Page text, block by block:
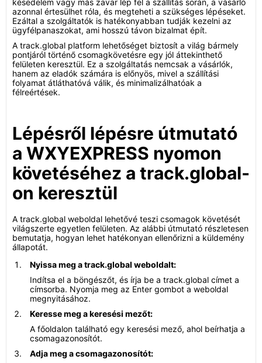
késedelem vagy más zavar lép fel a szállítás során, a vásárló
azonnal értesülhet róla, és megteheti a szükséges lépéseket.
Ezáltal a szolgáltatók is hatékonyabban tudják kezelni az
ügyfélpanaszokat, ami hosszú távon bizalmat épít.
A track.global platform lehetőséget biztosít a világ bármely
pontjáról történő csomagkövetésre egy jól áttekinthető
felületen keresztül. Ez a szolgáltatás nemcsak a vásárlók,
hanem az eladók számára is előnyös, mivel a szállítási
folyamat átláthatóvá válik, és minimalizálhatóak a
félreértések.
Lépésről lépésre útmutató
a WXYEXPRESS nyomon
követéséhez a track.global-
on keresztül
A track.global weboldal lehetővé teszi csomagok követését
világszerte egyetlen felületen. Az alábbi útmutató részletesen
bemutatja, hogyan lehet hatékonyan ellenőrizni a küldemény
állapotát.
Nyissa meg a track.global weboldalt:
Indítsa el a böngészőt, és írja be a track.global címet a
címsorba. Nyomja meg az Enter gombot a weboldal
megnyitásához.
Keresse meg a keresési mezőt:
A főoldalon található egy keresési mező, ahol beírhatja a
csomagazonosítót.
Adja meg a csomagazonosítót: